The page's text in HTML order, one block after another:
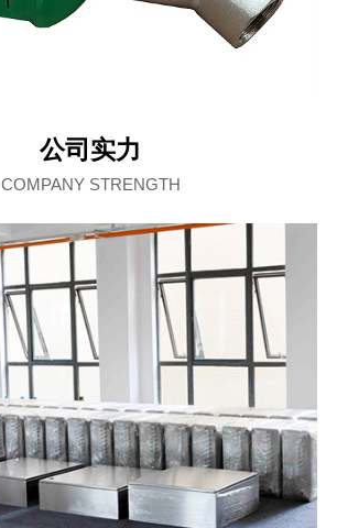
公司实力
COMPANY STRENGTH